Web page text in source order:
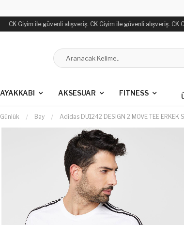
CK Giyim ile güvenli alışveriş. CK Giyim ile güvenli alışveriş. CK
AYAKKABI AKSESUAR FITNESS
Günlük Bay Adidas DU1242 DESIGN 2 MOVE TEE ERKEK